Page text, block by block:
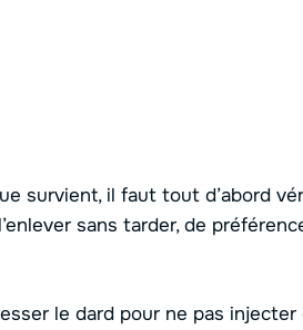
survient, il faut tout d’abord
sans tarder, de
le dard pour ne pas injecter